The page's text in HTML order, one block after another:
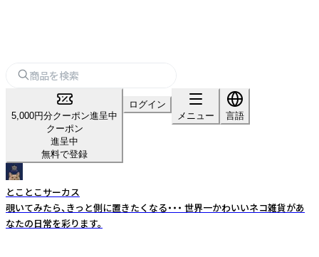
5,000円分クーポン進呈中
クーポン
進呈中
無料で登録
ログイン
メニュー
言語
とことこサーカス
覗いてみたら、きっと側に置きたくなる・・・ 世界一かわいいネコ雑貨があ
なたの日常を彩ります。